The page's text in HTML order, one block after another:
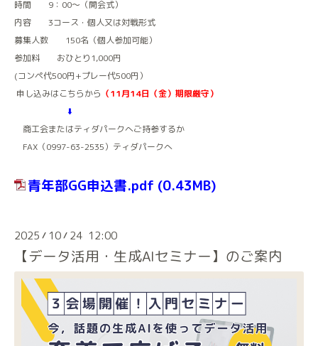
時間 9：00～（開会式）
内容 3コース・個人又は対戦形式
募集人数 150名（個人参加可能）
参加料 おひとり1,000円
(コンペ代500円+プレー代500円）
申し込みはこちらから （11月14日（金）期限厳守）
⬇️
商工会またはティダパークへご持参するか
FAX（0997-63-2535）ティダパークへ
青年部GG申込書.pdf (0.43MB)
2025 / 10/ 24 12:00
【データ活用・生成AIセミナー】のご案内